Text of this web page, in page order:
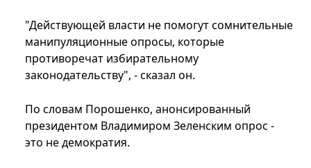
"Действующей власти не помогут сомнительные
манипуляционные опросы, которые
противоречат избирательному
законодательству", - сказал он.
По словам Порошенко, анонсированный
президентом Владимиром Зеленским опрос -
это не демократия.